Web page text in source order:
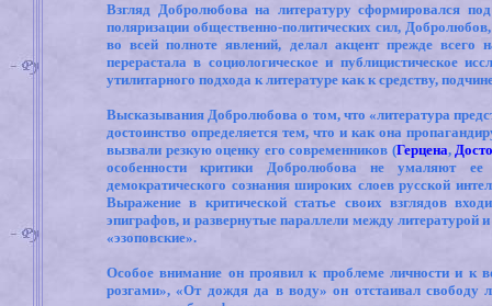
Взгляд Добролюбова на литературу сформировался
поляризации общественно-политических сил,
во всей полноте явлений, делал акцент прежде
перерастала в социологическое и публицистическое
утилитарного подхода к литературе как к средству,
Высказывания Добролюбова о том, что «литература
достоинство определяется тем, что и как она
вызвали резкую оценку его современников (Герцена,
особенности критики Добролюбова не умаляют ее
демократического сознания широких слоев русской
Выражение в критической статье своих взглядов
эпиграфов, и развернутые параллели между
«эзоповские».
Особое внимание он проявил к проблеме личности и к
розгами», «От дождя да в воду» он отстаивал свободу